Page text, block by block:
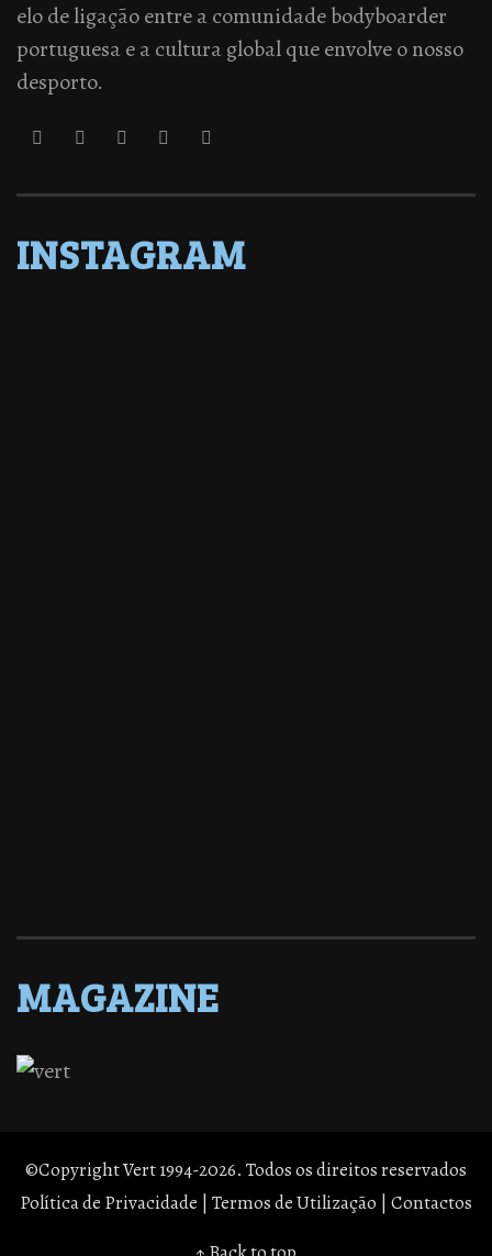
elo de ligação entre a comunidade bodyboarder
portuguesa e a cultura global que envolve o nosso
desporto.
INSTAGRAM
MAGAZINE
©Copyright Vert 1994-2026. Todos os direitos reservados
Política de Privacidade | Termos de Utilização | Contactos